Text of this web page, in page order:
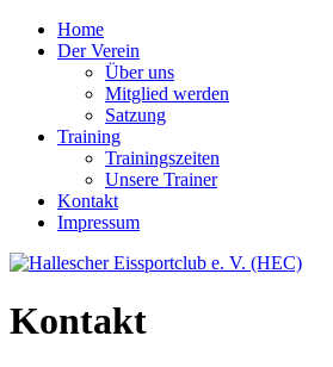
Home
Der Verein
Über uns
Mitglied werden
Satzung
Training
Trainingszeiten
Unsere Trainer
Kontakt
Impressum
Kontakt